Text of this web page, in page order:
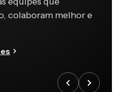
colaboram melhor e